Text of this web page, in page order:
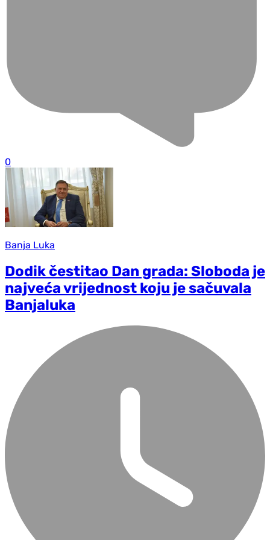
0
Banja Luka
Dodik čestitao Dan grada: Sloboda je
najveća vrijednost koju je sačuvala
Banjaluka